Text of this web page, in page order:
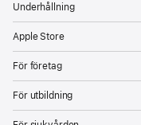
Underhållning
Apple Store
För företag
För utbildning